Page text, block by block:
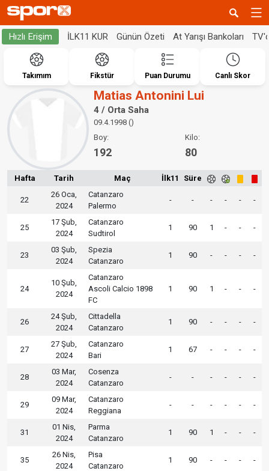
Hızlı Erişim İLK11 KUR Günün Özeti At Yarışı Bankoları
Takımım Fikstür Puan Durumu Canlı Skor
Matias Antonini Lui
4 / Orta Saha
09.4.1998 ()
Boy:
192
Kilo:
80
Hafta Tarih Maç İlk11 Süre
22
26 Oca,
2024
Catanzaro
Palermo
- - - - - -
25
17 Şub,
2024
Catanzaro
Sudtirol
1 90 1 - - -
23
03 Şub,
2024
Spezia
Catanzaro
1 90 - - - -
24
10 Şub,
2024
Catanzaro
Ascoli Calcio 1898
FC
1 90 1 - - -
26
24 Şub,
2024
Cittadella
Catanzaro
1 90 - - - -
27
27 Şub,
2024
Catanzaro
Bari
1 67 - - - -
28
03 Mar,
2024
Cosenza
Catanzaro
- - - - - -
29
09 Mar,
2024
Catanzaro
Reggiana
- - - - - -
31
01 Nis,
2024
Parma
Catanzaro
1 90 1 - - -
35
26 Nis,
2024
Pisa
Catanzaro
1 90 - - - -